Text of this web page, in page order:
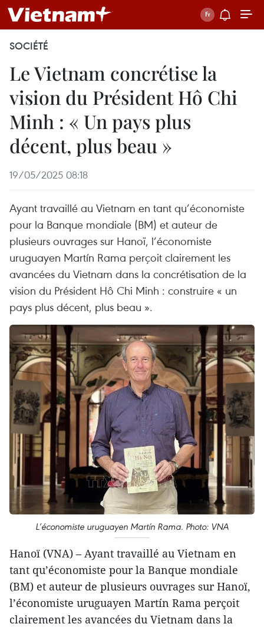
SOCIÉTÉ
Le Vietnam concrétise la
vision du Président Hô Chi
Minh : « Un pays plus
décent, plus beau »
19/05/2025 08:18
Ayant travaillé au Vietnam en tant qu’économiste
pour la Banque mondiale (BM) et auteur de
plusieurs ouvrages sur Hanoï, l’économiste
uruguayen Martín Rama perçoit clairement les
avancées du Vietnam dans la concrétisation de la
vision du Président Hô Chi Minh : construire « un
pays plus décent, plus beau ».
L’économiste uruguayen Martín Rama. Photo: VNA
Hanoï (VNA) – Ayant travaillé au Vietnam en
tant qu’économiste pour la Banque mondiale
(BM) et auteur de plusieurs ouvrages sur Hanoï,
l’économiste uruguayen Martín Rama perçoit
clairement les avancées du Vietnam dans la